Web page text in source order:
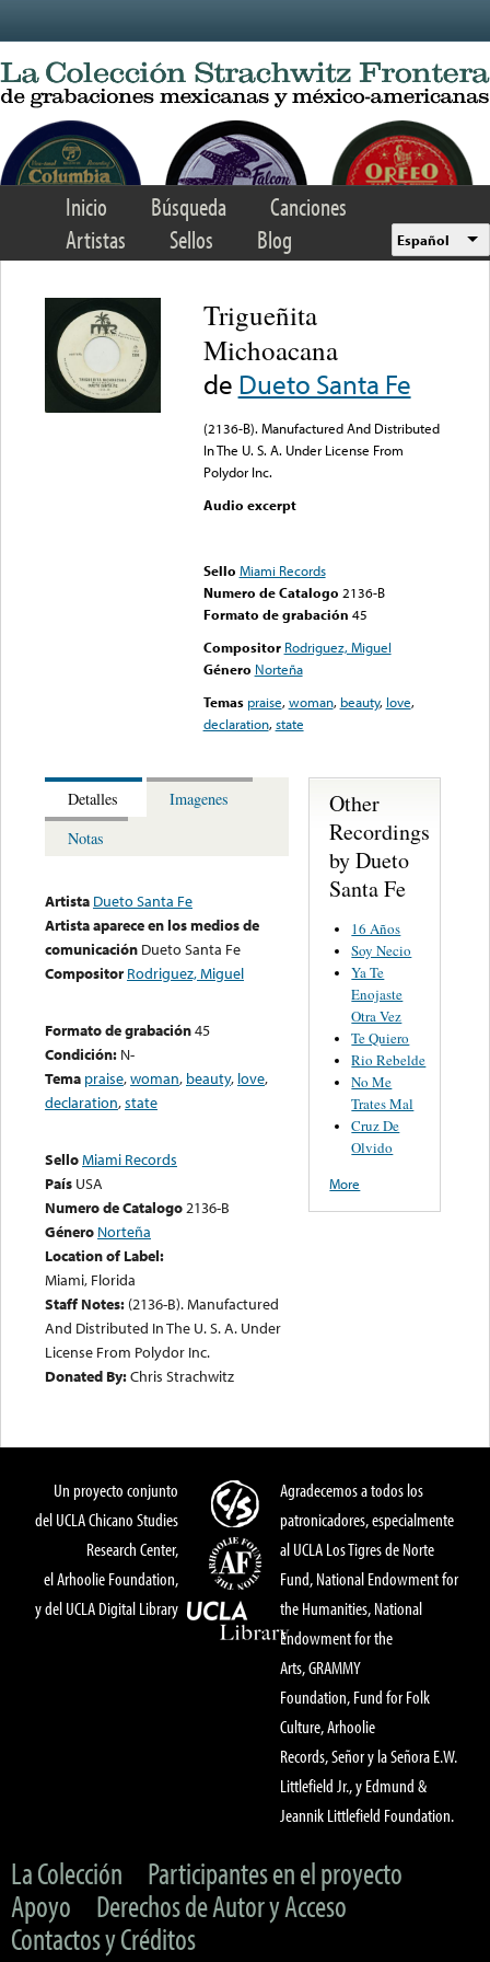
Inicio Búsqueda
Canciones
Artistas
Sellos Blog Español
Trigueñita
Michoacana
de Dueto Santa Fe
(2136-B). Manufactured And Distributed
In The U. S. A. Under License From
Polydor Inc.
Audio excerpt
Sello Miami Records
Numero de Catalogo 2136-B
Formato de grabación 45
Compositor Rodriguez, Miguel
Género Norteña
Temas praise,woman, beauty, love,
declaration,state
Detalles
Imagenes
Notas
Artista Dueto Santa Fe
Artista aparece en los medios de
comunicación Dueto Santa Fe
Compositor Rodriguez, Miguel
Formato de grabación45
Condición: N-
Tema praise,woman, beauty, love,
declaration,state
SelloMiami Records
País USA
Numero de Catalogo2136-B
Género Norteña
Location of Label:
Miami, Florida
Staff Notes: (2136-B). Manufactured
And Distributed In The U. S. A. Under
License From Polydor Inc.
Donated By:Chris Strachwitz
Other
Recordings
by Dueto
Santa Fe
16 Años
Soy Necio
Ya Te
Enojaste
Otra Vez
Te Quiero
Rio Rebelde
No Me
Trates Mal
Cruz De
Olvido
More
Un proyecto conjunto
del UCLA Chicano Studies
Research Center,
el Arhoolie Foundation,
y del UCLA Digital Library
Agradecemos a todos los
patronicadores, especialmente
al UCLA Los Tigres de Norte
Fund, National Endowment for
the Humanities, National
Endowment for the
Arts, GRAMMY
Foundation, Fund for Folk
Culture, Arhoolie
Records, Señor y la Señora E.W.
Littlefield Jr., y Edmund &
Jeannik Littlefield Foundation.
La Colección
Participantes en el proyecto
Apoyo
Derechos de Autor y Acceso
Contactos y Créditos